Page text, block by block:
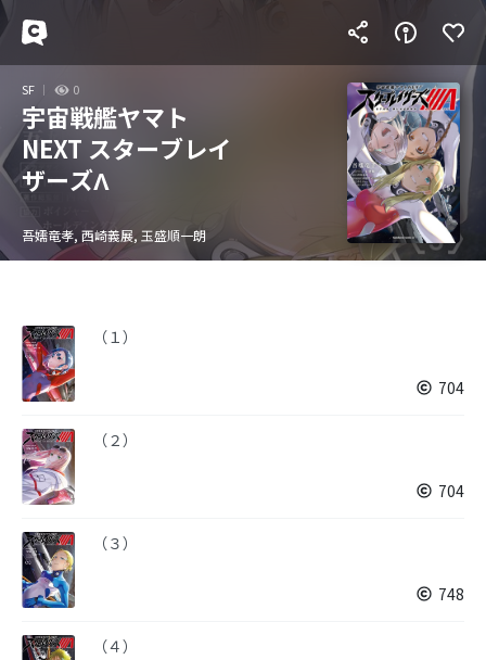
SF 0
宇宙戦艦ヤマト
NEXT スターブレイ
ザーズΛ
吾嬬竜孝, 西崎義展, 玉盛順一朗
（１）
704
（２）
704
（３）
748
（４）